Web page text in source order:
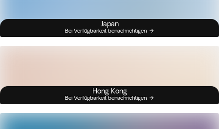
Japan
Bei Verfügbarkeit benachrichtigen
Hong Kong
Bei Verfügbarkeit benachrichtigen